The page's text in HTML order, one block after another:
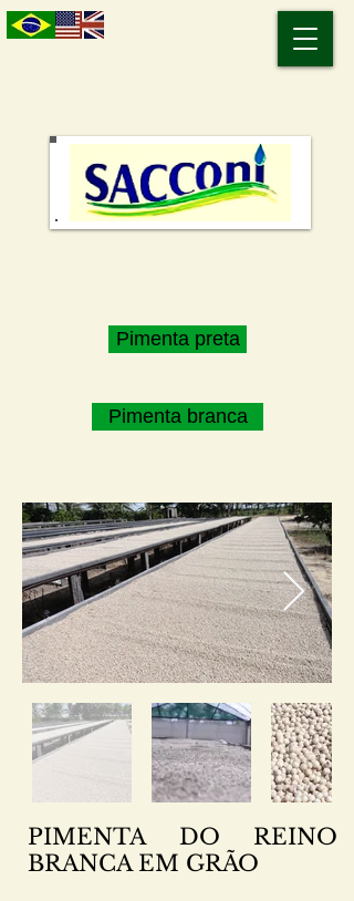
Pimenta preta
Pimenta branca
PIMENTA DO REINO
BRANCA EM GRÃO